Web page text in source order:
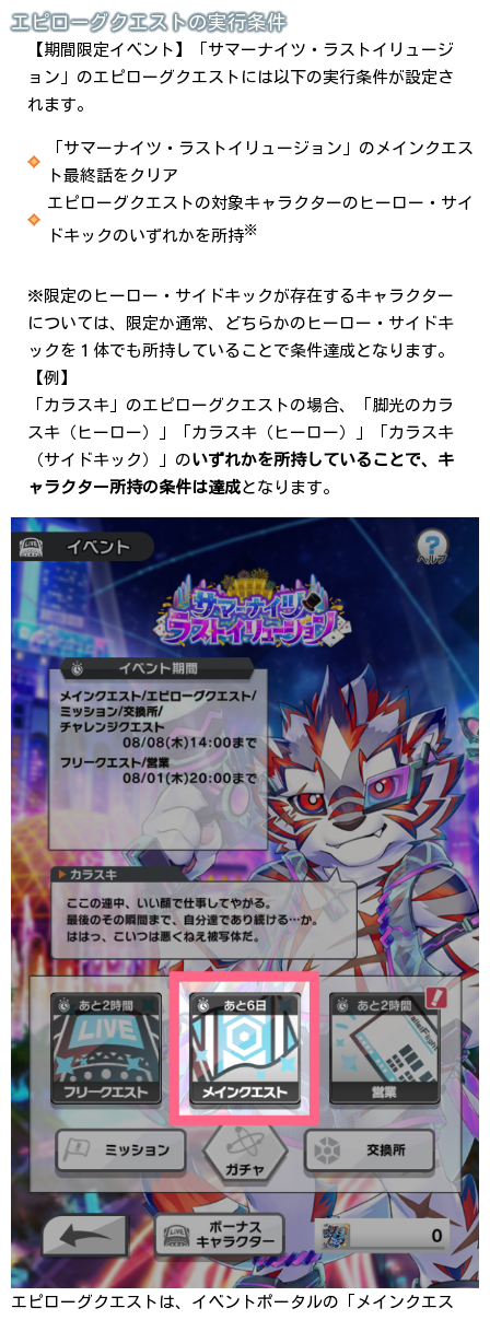
エピローグクエストの実行条件
【期間限定イベント】「サマーナイツ・ラストイリュージ
ョン」のエピローグクエストには以下の実行条件が設定さ
れます。
「サマーナイツ・ラストイリュージョン」のメインクエス
ト最終話をクリア
エピローグクエストの対象キャラクターのヒーロー・サイ
ドキックのいずれかを所持※
※限定のヒーロー・サイドキックが存在するキャラクター
については、限定か通常、どちらかのヒーロー・サイドキ
ックを１体でも所持していることで条件達成となります。
【例】
「カラスキ」のエピローグクエストの場合、「脚光のカラ
スキ（ヒーロー）」「カラスキ（ヒーロー）」「カラスキ
（サイドキック）」のいずれかを所持していることで、キ
ャラクター所持の条件は達成となります。
エピローグクエストは、イベントポータルの「メインクエス